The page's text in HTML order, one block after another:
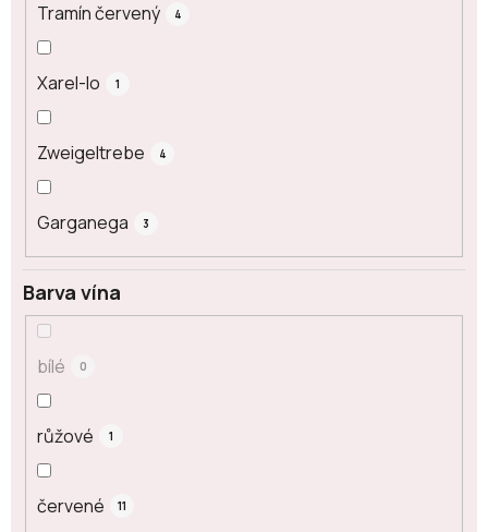
Tramín červený 4
Xarel-lo 1
Zweigeltrebe 4
Garganega 3
Barva vína
bílé 0
růžové 1
červené 11